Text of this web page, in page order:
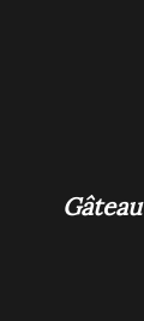
Gâteau au chocolat et marrons, crème anglaise au rhum et miel, marrons